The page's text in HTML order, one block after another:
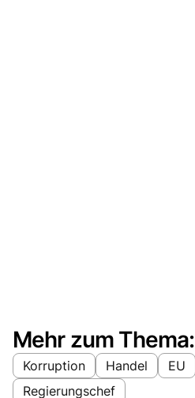
Mehr zum Thema:
Korruption Handel EU
Regierungschef